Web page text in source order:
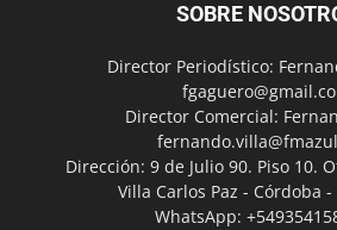
SOBRE
Director Periodístico:
Director Comercial:
Dirección: 9 de Julio 90. Piso 10.
Villa Carlos Paz - Córdoba
WhatsApp: